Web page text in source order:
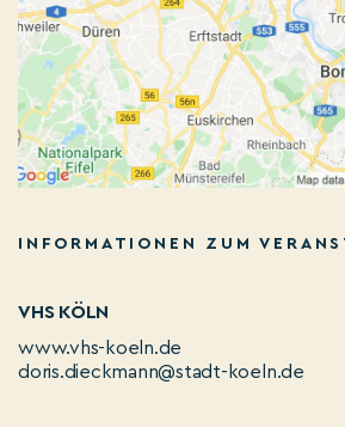
INFORMATIONEN ZUM
VHS KÖLN
www.vhs-koeln.de
doris.dieckmann@stadt-koeln.de